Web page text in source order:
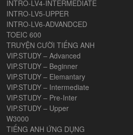
INTRO-LV4-INTERMEDIATE
INTRO-LV5-UPPER
INTRO-LV6-ADVANDCED
TOEIC 600
TRUYỆN CƯỜI TIẾNG ANH
VIP.STUDY – Advanced
VIP.STUDY – Beginner
VIP.STUDY – Elemantary
VIP.STUDY – Intermediate
VIP.STUDY – Pre-Inter
VIP.STUDY – Upper
W3000
TIẾNG ANH ỨNG DỤNG